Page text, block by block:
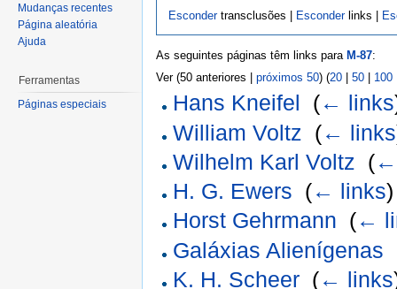
Escondertransclusões | Esconderlinks |
As seguintes páginas têm links para M-87:
Ver (50 anteriores | próximos 50) (20 50 100
Hans Kneifel (← links
William Voltz (← links
Wilhelm Karl Voltz (
H. G. Ewers (← links)
Horst Gehrmann (←
Galáxias Alienígenas
K. H. Scheer (← links
Mudanças recentes
Página aleatória
Ajuda
Ferramentas
Páginas especiais